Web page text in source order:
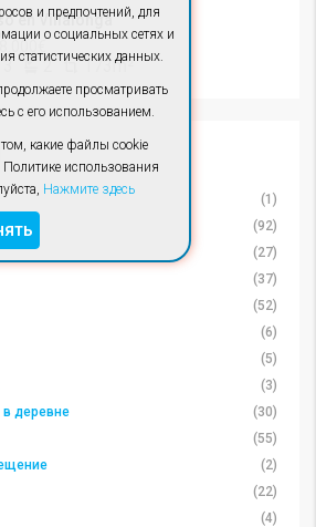
и предпочтений, для
о социальных сетях и
статистических данных.
просматривать
с его использованием.
какие файлы cookie
использования
Нажмите здесь
en Villalonga
3 2 173m²
(1)
(92)
(27)
(37)
(52)
(6)
(5)
(3)
деревне
(30)
(55)
(2)
(22)
(4)